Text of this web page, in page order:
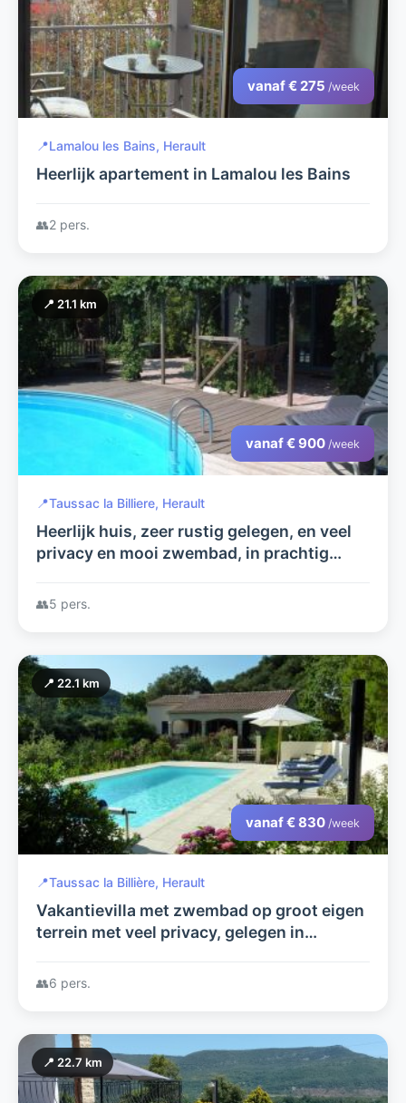
vanaf € 275 /week
📍Lamalou les Bains, Herault
Heerlijk apartement in Lamalou les Bains
👥2 pers.
📍 21.1 km
vanaf € 900 /week
📍Taussac la Billiere, Herault
Heerlijk huis, zeer rustig gelegen, en veel
privacy en mooi zwembad, in prachtig
wifi, nu met Fiber!
👥5 pers.
📍 22.1 km
vanaf € 830 /week
📍Taussac la Billière, Herault
Vakantievilla met zwembad op groot eigen
terrein met veel privacy, gelegen in
👥6 pers.
📍 22.7 km